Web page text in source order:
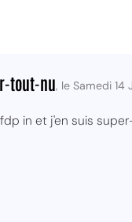
tout-nu, le Samedi 14
in et j'en suis